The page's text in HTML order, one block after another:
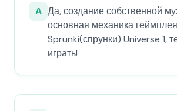
A Да, создание собственной
основная механика геймплея
Sprunki(спрунки) Universe 1,
играть!